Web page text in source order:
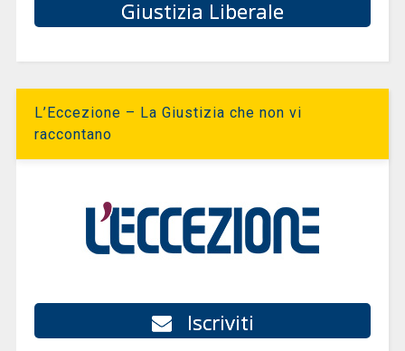
Giustizia Liberale
L’Eccezione – La Giustizia che non vi
raccontano
Iscriviti